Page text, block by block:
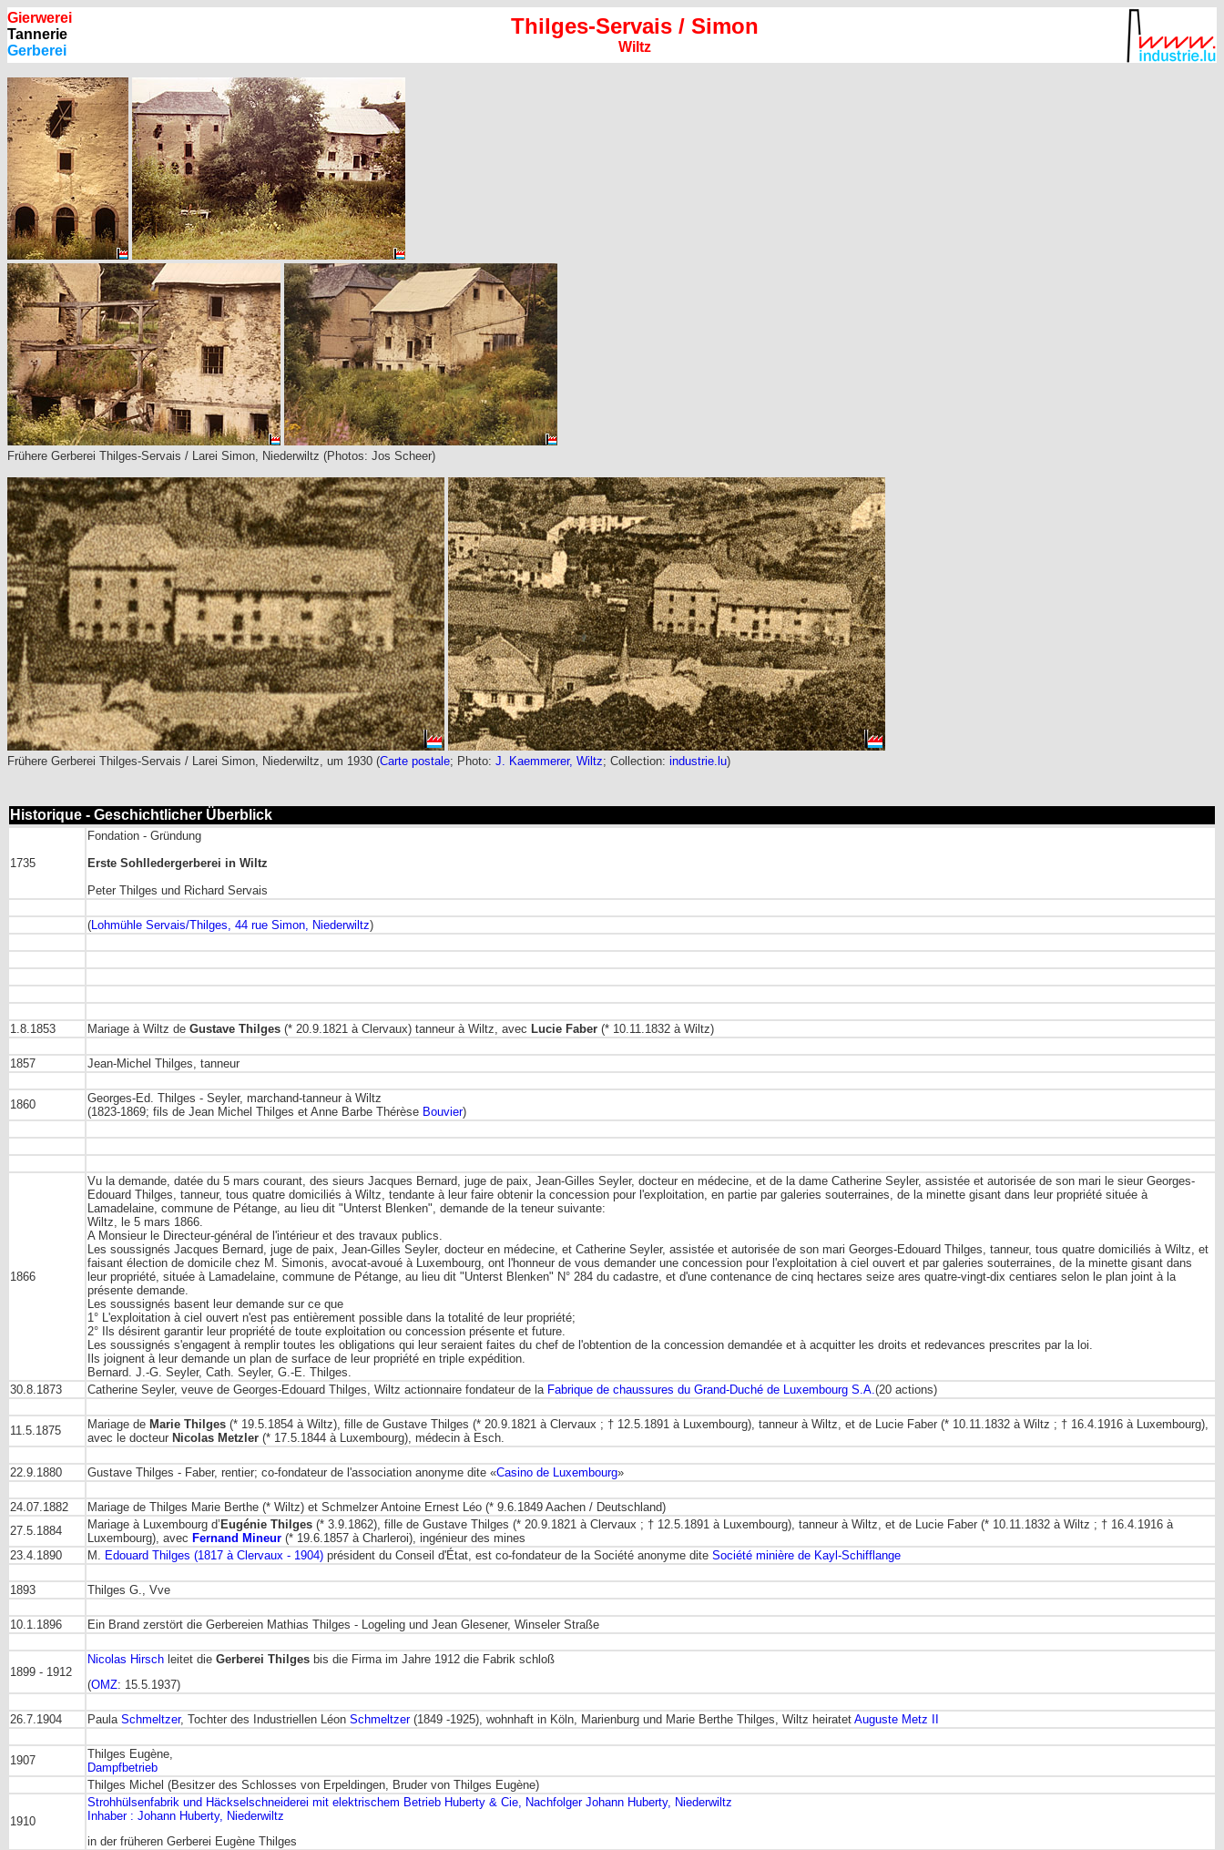
Gierwerei
Tannerie
Gerberei
Thilges-Servais / Simon
Wiltz
Frühere Gerberei Thilges-Servais / Larei Simon, Niederwiltz (Photos: Jos Scheer)
Frühere Gerberei Thilges-Servais / Larei Simon, Niederwiltz, um 1930 (Carte postale; Photo: J. Kaemmerer, Wiltz; Collection: industrie.lu)
Historique - Geschichtlicher Überblick
1735
Fondation - Gründung
Erste Sohlledergerberei in Wiltz
Peter Thilges und Richard Servais
(Lohmühle Servais/Thilges, 44 rue Simon, Niederwiltz)
1.8.1853 Mariage à Wiltz de Gustave Thilges (* 20.9.1821 à Clervaux) tanneur à Wiltz, avec Lucie Faber (* 10.11.1832 à Wiltz)
1857 Jean-Michel Thilges, tanneur
1860
Georges-Ed. Thilges - Seyler, marchand-tanneur à Wiltz
(1823-1869; fils de Jean Michel Thilges et Anne Barbe Thérèse Bouvier)
1866
Vu la demande, datée du 5 mars courant, des sieurs Jacques Bernard, juge de paix, Jean-Gilles Seyler, docteur en médecine, et de la dame Catherine Seyler, assistée et autorisée de son mari le sieur Georges-
Edouard Thilges, tanneur, tous quatre domiciliés à Wiltz, tendante à leur faire obtenir la concession pour l'exploitation, en partie par galeries souterraines, de la minette gisant dans leur propriété située à
Lamadelaine, commune de Pétange, au lieu dit "Unterst Blenken", demande de la teneur suivante:
Wiltz, le 5 mars 1866.
A Monsieur le Directeur-général de l'intérieur et des travaux publics.
Les soussignés Jacques Bernard, juge de paix, Jean-Gilles Seyler, docteur en médecine, et Catherine Seyler, assistée et autorisée de son mari Georges-Edouard Thilges, tanneur, tous quatre domiciliés à Wiltz, et
faisant élection de domicile chez M. Simonis, avocat-avoué à Luxembourg, ont l'honneur de vous demander une concession pour l'exploitation à ciel ouvert et par galeries souterraines, de la minette gisant dans
leur propriété, située à Lamadelaine, commune de Pétange, au lieu dit "Unterst Blenken" N° 284 du cadastre, et d'une contenance de cinq hectares seize ares quatre-vingt-dix centiares selon le plan joint à la
présente demande.
Les soussignés basent leur demande sur ce que
1° L'exploitation à ciel ouvert n'est pas entièrement possible dans la totalité de leur propriété;
2° Ils désirent garantir leur propriété de toute exploitation ou concession présente et future.
Les soussignés s'engagent à remplir toutes les obligations qui leur seraient faites du chef de l'obtention de la concession demandée et à acquitter les droits et redevances prescrites par la loi.
Ils joignent à leur demande un plan de surface de leur propriété en triple expédition.
Bernard. J.-G. Seyler, Cath. Seyler, G.-E. Thilges.
30.8.1873
Catherine Seyler, veuve de Georges-Edouard Thilges, Wiltz actionnaire fondateur de laFabrique de chaussures du Grand-Duché de Luxembourg S.A.(20 actions)
11.5.1875 Mariage de Marie Thilges (* 19.5.1854 à Wiltz), fille de Gustave Thilges (* 20.9.1821 à Clervaux ; † 12.5.1891 à Luxembourg), tanneur à Wiltz, et de Lucie Faber (* 10.11.1832 à Wiltz ; † 16.4.1916 à Luxembourg),
avec le docteur Nicolas Metzler (* 17.5.1844 à Luxembourg), médecin à Esch.
22.9.1880 Gustave Thilges - Faber, rentier; co-fondateur de l'association anonyme dite «Casino de Luxembourg»
24.07.1882
Mariage de Thilges Marie Berthe (* Wiltz) et Schmelzer Antoine Ernest Léo (* 9.6.1849 Aachen / Deutschland)
27.5.1884
Mariage à Luxembourg d’ Eugénie Thilges (* 3.9.1862), fille de Gustave Thilges (* 20.9.1821 à Clervaux ; † 12.5.1891 à Luxembourg), tanneur à Wiltz, et de Lucie Faber (* 10.11.1832 à Wiltz ; † 16.4.1916 à
Luxembourg), avec Fernand Mineur (* 19.6.1857 à Charleroi), ingénieur des mines
23.4.1890
M. Edouard Thilges (1817 à Clervaux - 1904) président du Conseil d'État, est co-fondateur de la Société anonyme dite Société minière de Kayl-Schifflange
1893 Thilges G., Vve
10.1.1896 Ein Brand zerstört die Gerbereien Mathias Thilges - Logeling und Jean Glesener, Winseler Straße
1899 - 1912
Nicolas Hirsch leitet die Gerberei Thilges bis die Firma im Jahre 1912 die Fabrik schloß
(OMZ: 15.5.1937)
26.7.1904 Paula Schmeltzer, Tochter des Industriellen Léon Schmeltzer(1849 -1925), wohnhaft in Köln, Marienburg und Marie Berthe Thilges, Wiltz heiratet Auguste Metz II
1907
Thilges Eugène,
Dampfbetrieb
Thilges Michel (Besitzer des Schlosses von Erpeldingen, Bruder von Thilges Eugène)
1910
Strohhülsenfabrik und Häckselschneiderei mit elektrischem Betrieb Huberty & Cie, Nachfolger Johann Huberty, Niederwiltz
Inhaber : Johann Huberty, Niederwiltz
in der früheren Gerberei Eugène Thilges